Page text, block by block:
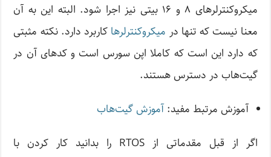
میکروکنترلرهای ۸ و ۱۶ بیتی نیز اجرا شود. البته این به آن
معنا نیست که تنها در میکروکنترلرها کاربرد دارد. نکته مثبتی
که دارد این است که کاملا اپن سورس است و کدهای آن در
گیت‌هاب در دسترس هستند.
آموزش مرتبط مفید:آموزش گیت‌هاب
اگر از قبل مقدماتی از RTOS را بدانید کار کردن با